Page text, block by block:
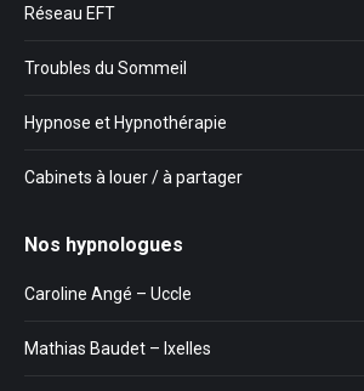
Réseau EFT
Troubles du Sommeil
Hypnose et Hypnothérapie
Cabinets à louer / à partager
Nos hypnologues
Caroline Angé – Uccle
Mathias Baudet – Ixelles